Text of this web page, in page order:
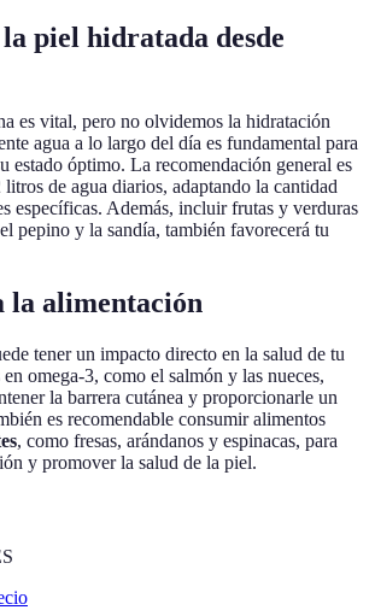
piel hidratada desde
es vital, pero no olvidemos la hidratación
agua a lo largo del día es fundamental para
estado óptimo. La recomendación general es
de agua diarios, adaptando la cantidad
específicas. Además, incluir frutas y verduras
pepino y la sandía, también favorecerá tu
la alimentación
tener un impacto directo en la salud de tu
omega-3, como el salmón y las nueces,
la barrera cutánea y proporcionarle un
es recomendable consumir alimentos
, como fresas, arándanos y espinacas, para
y promover la salud de la piel.